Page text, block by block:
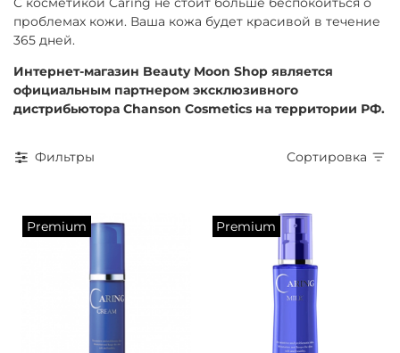
проблемах кожи. Ваша кожа будет красивой в течение
365 дней.
Интернет-магазин Beauty Moon Shop является
официальным партнером эксклюзивного
дистрибьютора Chanson Cosmetics на территории РФ.
Фильтры Сортировка
Premium Premium